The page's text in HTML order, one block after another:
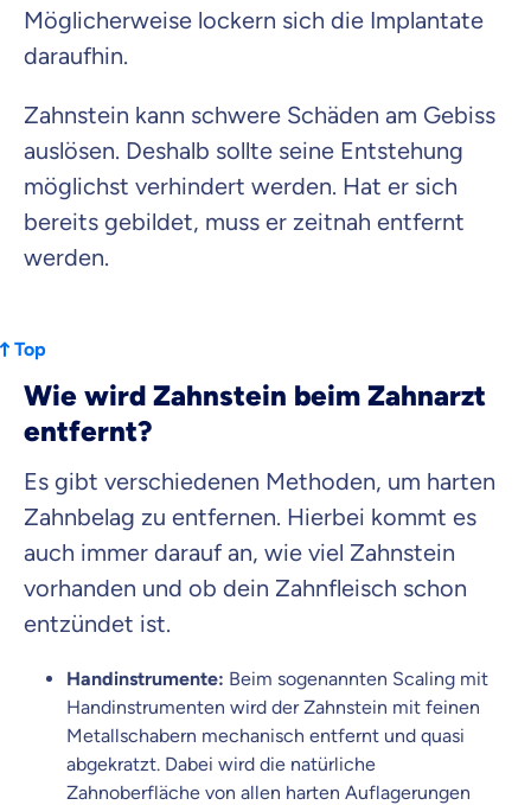
Möglicherweise lockern sich die Implantate
daraufhin.
Zahnstein kann schwere Schäden am Gebiss
auslösen. Deshalb sollte seine Entstehung
möglichst verhindert werden. Hat er sich
bereits gebildet, muss er zeitnah entfernt
werden.
Top
Wie wird Zahnstein beim Zahnarzt
entfernt?
Es gibt verschiedenen Methoden, um harten
Zahnbelag zu entfernen. Hierbei kommt es
auch immer darauf an, wie viel Zahnstein
vorhanden und ob dein Zahnfleisch schon
entzündet ist.
Handinstrumente: Beim sogenannten Scaling mit
Handinstrumenten wird der Zahnstein mit feinen
Metallschabern mechanisch entfernt und quasi
abgekratzt. Dabei wird die natürliche
Zahnoberfläche von allen harten Auflagerungen